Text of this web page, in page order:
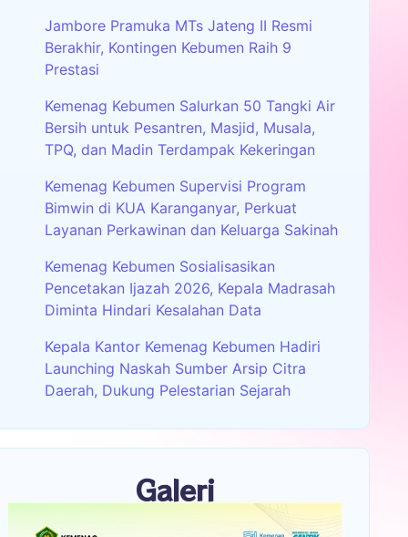
Jambore Pramuka MTs Jateng II Resmi
Berakhir, Kontingen Kebumen Raih 9
Prestasi
Kemenag Kebumen Salurkan 50 Tangki Air
Bersih untuk Pesantren, Masjid, Musala,
TPQ, dan Madin Terdampak Kekeringan
Kemenag Kebumen Supervisi Program
Bimwin di KUA Karanganyar, Perkuat
Layanan Perkawinan dan Keluarga Sakinah
Kemenag Kebumen Sosialisasikan
Pencetakan Ijazah 2026, Kepala Madrasah
Diminta Hindari Kesalahan Data
Kepala Kantor Kemenag Kebumen Hadiri
Launching Naskah Sumber Arsip Citra
Daerah, Dukung Pelestarian Sejarah
Galeri